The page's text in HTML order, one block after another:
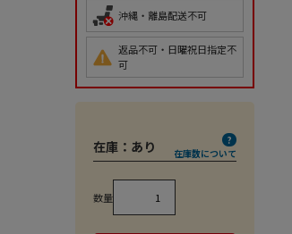
沖縄・離島配送不可
返品不可・日曜祝日指定不
可
在庫： あり 在庫数について
数量